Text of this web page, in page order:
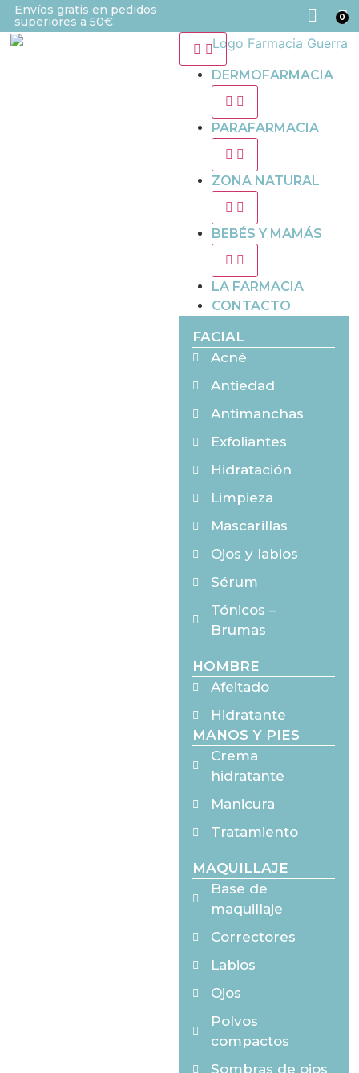
Envíos gratis en pedidos
superiores a 50€
0
DERMOFARMACIA
PARAFARMACIA
ZONA NATURAL
BEBÉS Y MAMÁS
LA FARMACIA
CONTACTO
FACIAL
Acné
Antiedad
Antimanchas
Exfoliantes
Hidratación
Limpieza
Mascarillas
Ojos y labios
Sérum
Tónicos –
Brumas
HOMBRE
Afeitado
Hidratante
MANOS Y PIES
Crema
hidratante
Manicura
Tratamiento
MAQUILLAJE
Base de
maquillaje
Correctores
Labios
Ojos
Polvos
compactos
Sombras de ojos